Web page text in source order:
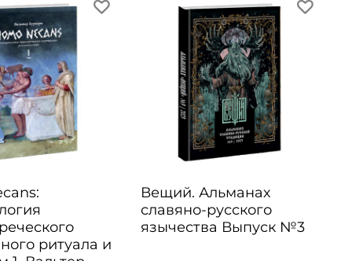
ритуала и
Вещий. Альманах
славяно-русского
язычества Выпуск №3